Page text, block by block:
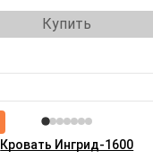
Купить
Кровать Ингрид-1600